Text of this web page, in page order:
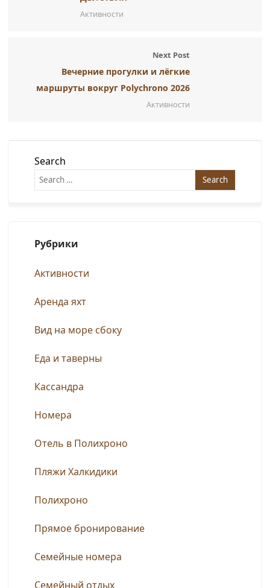
Активности
Next Post
Вечерние прогулки и лёгкие
маршруты вокруг Polychrono 2026
Активности
Search
Рубрики
Активности
Аренда яхт
Вид на море сбоку
Еда и таверны
Кассандра
Номера
Отель в Полихроно
Пляжи Халкидики
Полихроно
Прямое бронирование
Семейные номера
Семейный отдых